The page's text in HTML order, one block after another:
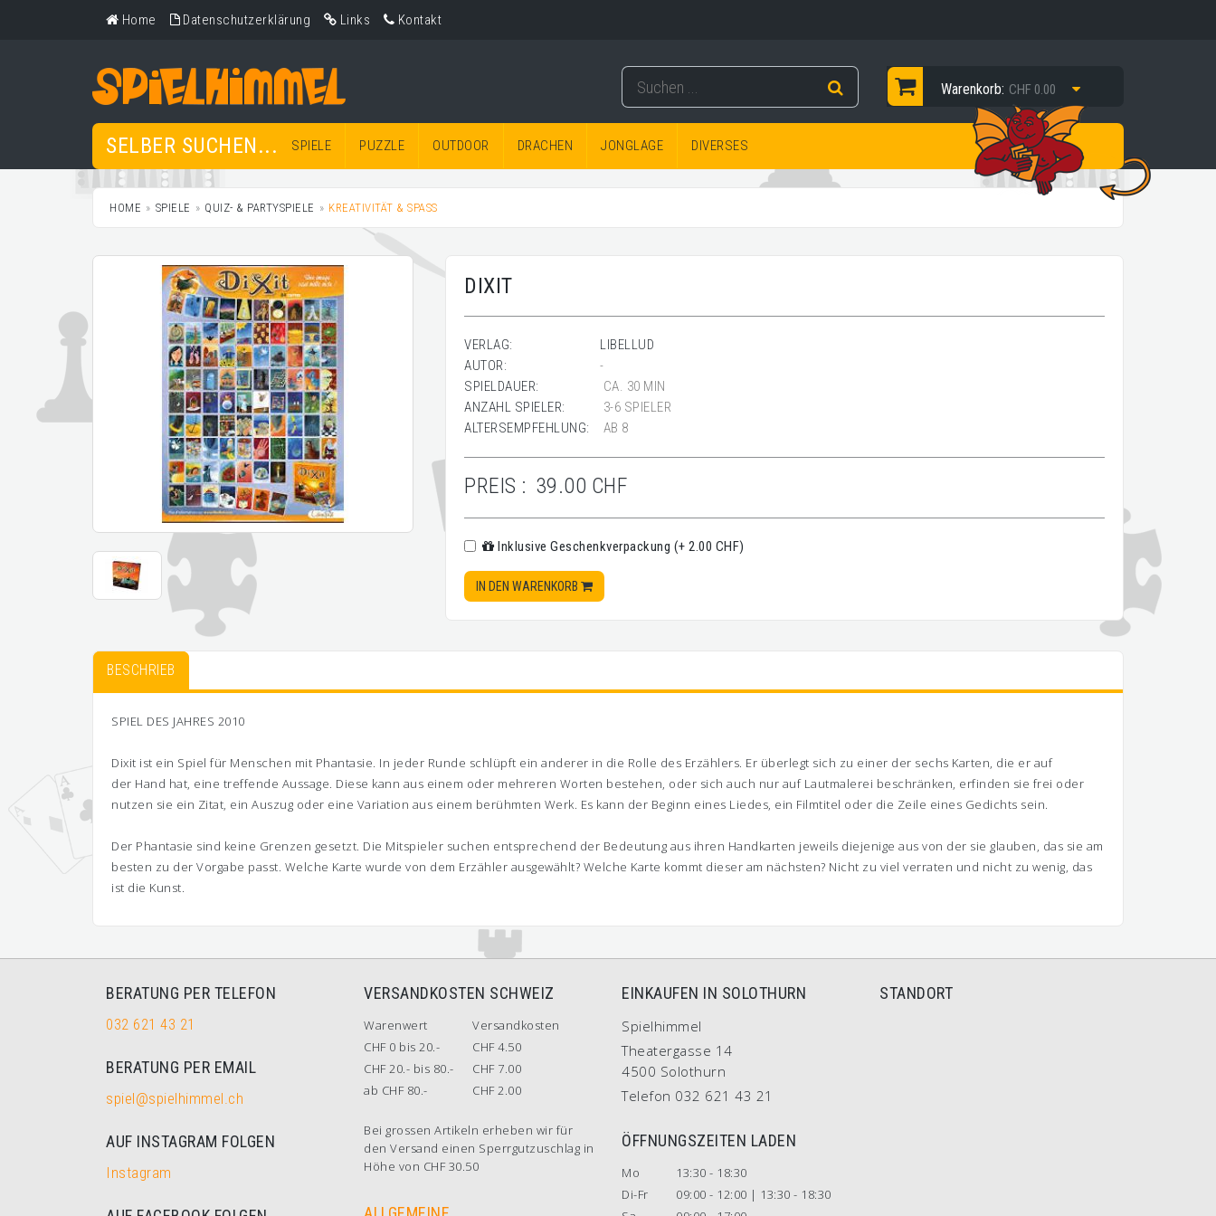
Home Datenschutzerklärung Links Kontakt
Warenkorb: CHF 0.00
SELBER SUCHEN... SPIELE PUZZLE OUTDOOR DRACHEN JONGLAGE DIVERSES
HOME SPIELE QUIZ- & PARTYSPIELE KREATIVITÄT & SPASS
DIXIT
VERLAG:
LIBELLUD
AUTOR:
-
SPIELDAUER:
CA. 30 MIN
ANZAHL SPIELER:
3-6 SPIELER
ALTERSEMPFEHLUNG:
AB 8
PREIS : 39.00 CHF
Inklusive Geschenkverpackung (+ 2.00 CHF)
IN DEN WARENKORB
BESCHRIEB
SPIEL DES JAHRES 2010
Dixit ist ein Spiel für Menschen mit Phantasie. In jeder Runde schlüpft ein anderer in die Rolle des Erzählers. Er überlegt sich zu einer der sechs Karten, die er auf
der Hand hat, eine treffende Aussage. Diese kann aus einem oder mehreren Worten bestehen, oder sich auch nur auf Lautmalerei beschränken, erfinden sie frei oder
nutzen sie ein Zitat, ein Auszug oder eine Variation aus einem berühmten Werk. Es kann der Beginn eines Liedes, ein Filmtitel oder die Zeile eines Gedichts sein.
Der Phantasie sind keine Grenzen gesetzt. Die Mitspieler suchen entsprechend der Bedeutung aus ihren Handkarten jeweils diejenige aus von der sie glauben, das sie am
besten zu der Vorgabe passt. Welche Karte wurde von dem Erzähler ausgewählt? Welche Karte kommt dieser am nächsten? Nicht zu viel verraten und nicht zu wenig, das
ist die Kunst.
BERATUNG PER TELEFON
032 621 43 21
BERATUNG PER EMAIL
spiel@spielhimmel.ch
AUF INSTAGRAM FOLGEN
Instagram
VERSANDKOSTEN SCHWEIZ
Warenwert
Versandkosten
CHF 0 bis 20.-
CHF 4.50
CHF 20.- bis 80.-
CHF 7.00
ab CHF 80.-
CHF 2.00
Bei grossen Artikeln erheben wir für
den Versand einen Sperrgutzuschlag in
Höhe von CHF 30.50
EINKAUFEN IN SOLOTHURN
Spielhimmel
Theatergasse 14
4500 Solothurn
Telefon 032 621 43 21
ÖFFNUNGSZEITEN LADEN
Mo
13:30 - 18:30
Di-Fr
09:00 - 12:00 | 13:30 - 18:30
STANDORT